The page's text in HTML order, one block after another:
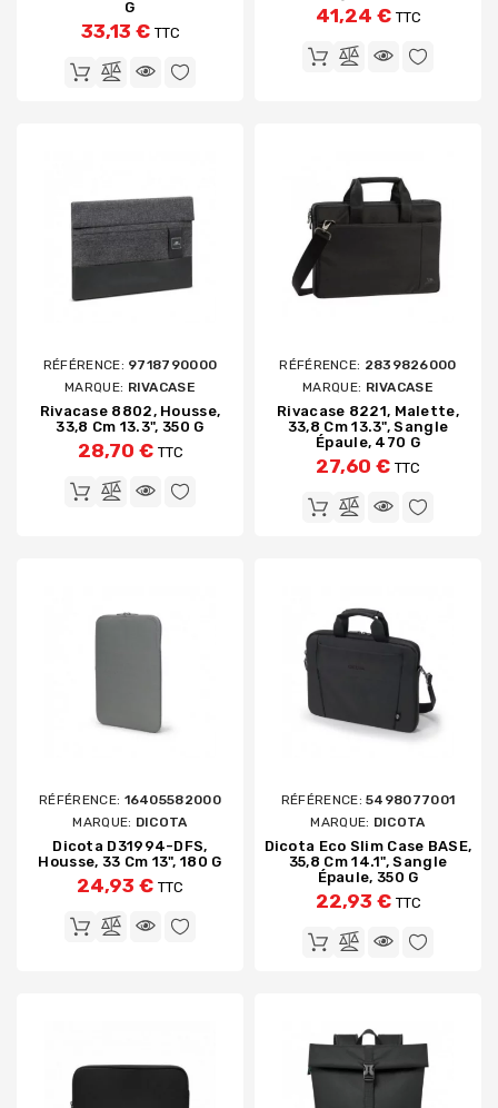
G
33,13 € TTC
41,24 € TTC
RÉFÉRENCE: 9718790000
MARQUE: RIVACASE
Rivacase 8802, Housse,
33,8 Cm 13.3", 350 G
28,70 € TTC
RÉFÉRENCE: 2839826000
MARQUE: RIVACASE
Rivacase 8221, Malette,
33,8 Cm 13.3", Sangle
Épaule, 470 G
27,60 € TTC
RÉFÉRENCE: 16405582000
MARQUE: DICOTA
Dicota D31994-DFS,
Housse, 33 Cm 13", 180 G
24,93 € TTC
RÉFÉRENCE:5498077001
MARQUE: DICOTA
Dicota Eco Slim Case BASE,
35,8 Cm 14.1", Sangle
Épaule, 350 G
22,93 € TTC